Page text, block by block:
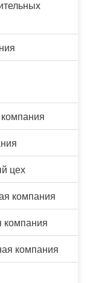
цех
компания
компания
компания